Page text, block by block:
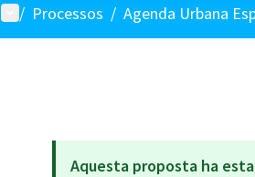
Menú principal
/ Processos / Agenda Urbana
Aquesta proposta ha